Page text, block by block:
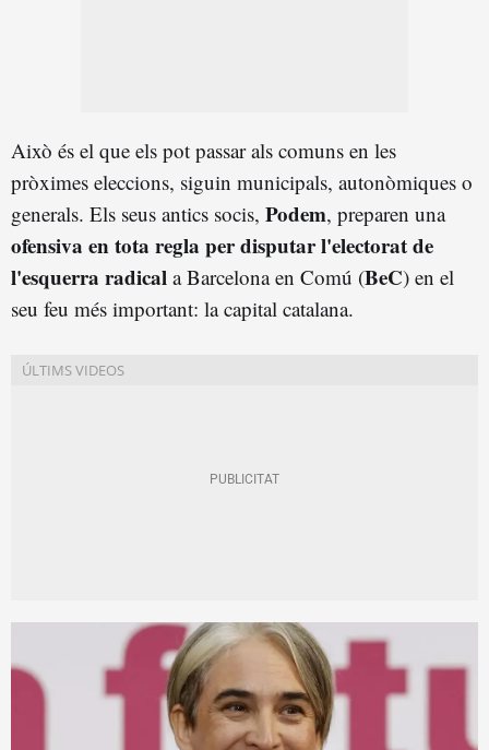
Això és el que els pot passar als comuns en les
pròximes eleccions, siguin municipals, autonòmiques o
generals. Els seus antics socis, Podem, preparen una
ofensiva en tota regla per disputar l'electorat de
l'esquerra radical a Barcelona en Comú (BeC) en el
seu feu més important: la capital catalana.